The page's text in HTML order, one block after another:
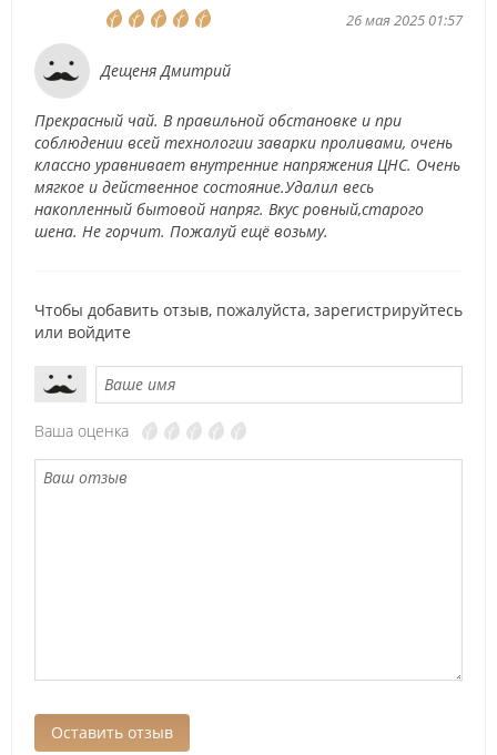
26 мая 2025 01:57
Дещеня Дмитрий
Прекрасный чай. В правильной обстановке и при
соблюдении всей технологии заварки проливами, очень
классно уравнивает внутренние напряжения ЦНС. Очень
мягкое и действенное состояние.Удалил весь
накопленный бытовой напряг. Вкус ровный,старого
шена. Не горчит. Пожалуй ещё возьму.
Чтобы добавить отзыв, пожалуйста, зарегистрируйтесь
или войдите
Ваша оценка